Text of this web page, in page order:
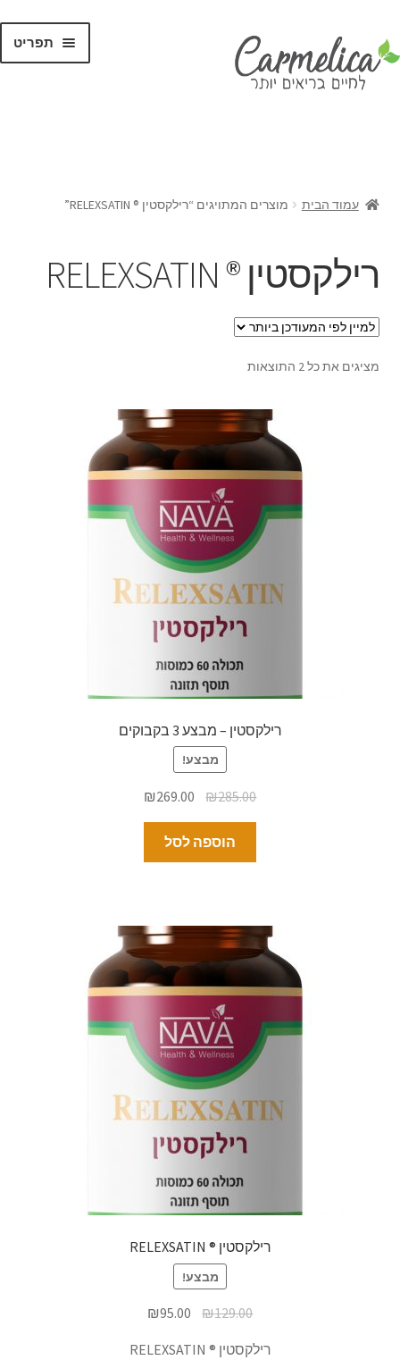
תפריט
עמוד הבית מוצרים המתויגים “רילקסטין ® RELEXSATIN”
רילקסטין ® RELEXSATIN
מציגים את כל ⁦2⁩ התוצאות
רילקסטין – מבצע 3 בקבוקים
מבצע!
₪285.00
₪269.00
הוספה לסל
רילקסטין ® RELEXSATIN
מבצע!
₪129.00
₪95.00
רילקסטין ® RELEXSATIN